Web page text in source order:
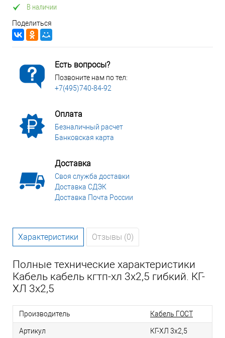
В наличии
Поделиться
Есть вопросы?
Позвоните нам по тел:
+7(495)740-84-92
Оплата
Безналичный расчет
Банковская карта
Доставка
Своя служба доставки
Доставка СДЭК
Доставка Почта России
Характеристики Отзывы (0)
Полные технические характеристики
Кабель кабель кгтп-хл 3х2,5 гибкий. КГ-
ХЛ 3х2,5
Производитель Кабель ГОСТ
Артикул КГ-ХЛ 3х2,5